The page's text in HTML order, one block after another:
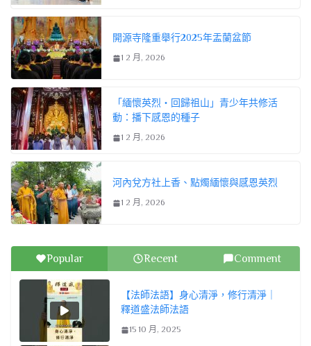
開源寺隆重舉行2025年盂蘭盆節
1 2 月, 2026
「緬懷英烈・回歸祖山」青少年共修活
動：播下感恩的種子
1 2 月, 2026
河內兌方社上香、點燭緬懷與感恩英烈
1 2 月, 2026
Popular Recent Comment
【法師法語】身心清淨，修行清淨｜
釋道盛法師法語
15 10 月, 2025